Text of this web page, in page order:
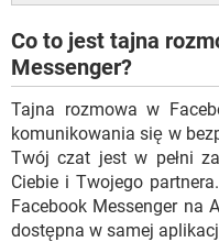
Co to jest tajna
Messenger?
Tajna rozmowa w
komunikowania się w
Twój czat jest w pełni
Ciebie i Twojego
Facebook Messenger na
dostępna w samej